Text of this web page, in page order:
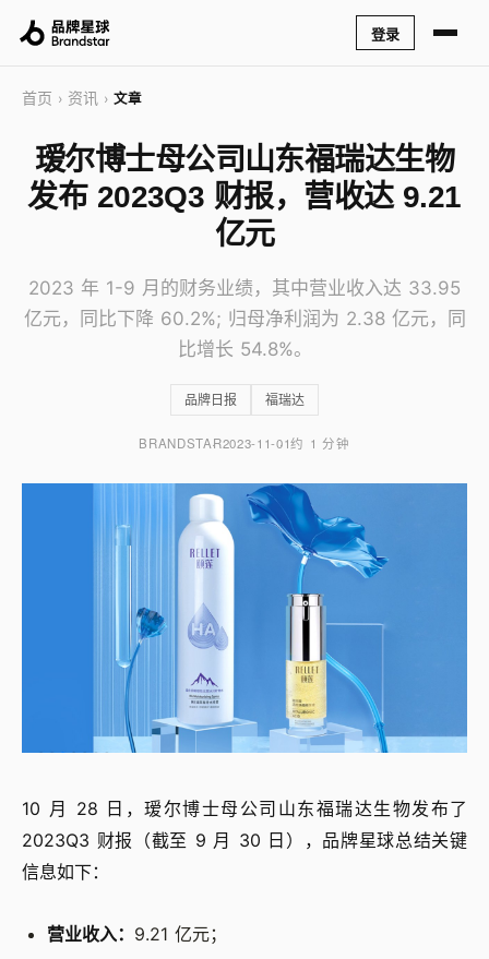
登录
首页 › 资讯 › 文章
瑷尔博士母公司山东福瑞达生物
发布 2023Q3 财报，营收达 9.21
亿元
2023 年 1-9 月的财务业绩，其中营业收入达 33.95
亿元，同比下降 60.2%; 归母净利润为 2.38 亿元，同
比增长 54.8%。
品牌日报 福瑞达
BRANDSTAR2023-11-01约 1 分钟
10 月 28 日，瑷尔博士母公司山东福瑞达生物发布了
2023Q3 财报（截至 9 月 30 日），品牌星球总结关键
信息如下：
营业收入： 9.21 亿元；